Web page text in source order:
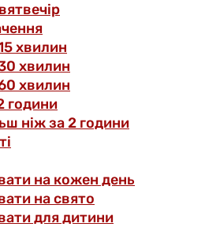
хвилин
хвилин
хвилин
години
ніж за 2 години
на кожен день
на свято
для дитини